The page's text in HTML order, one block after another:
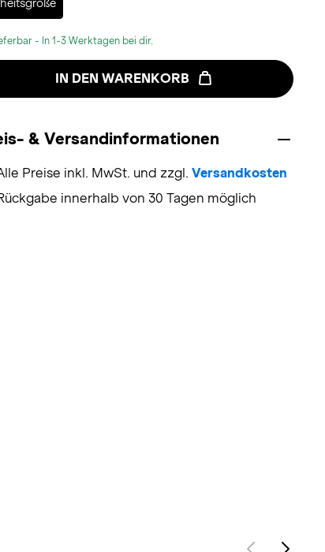
- In 1-3 Werktagen bei dir.
IN DEN WARENKORB
& Versandinformationen
Preise inkl. MwSt. und zzgl. Versandkosten
innerhalb von 30 Tagen möglich